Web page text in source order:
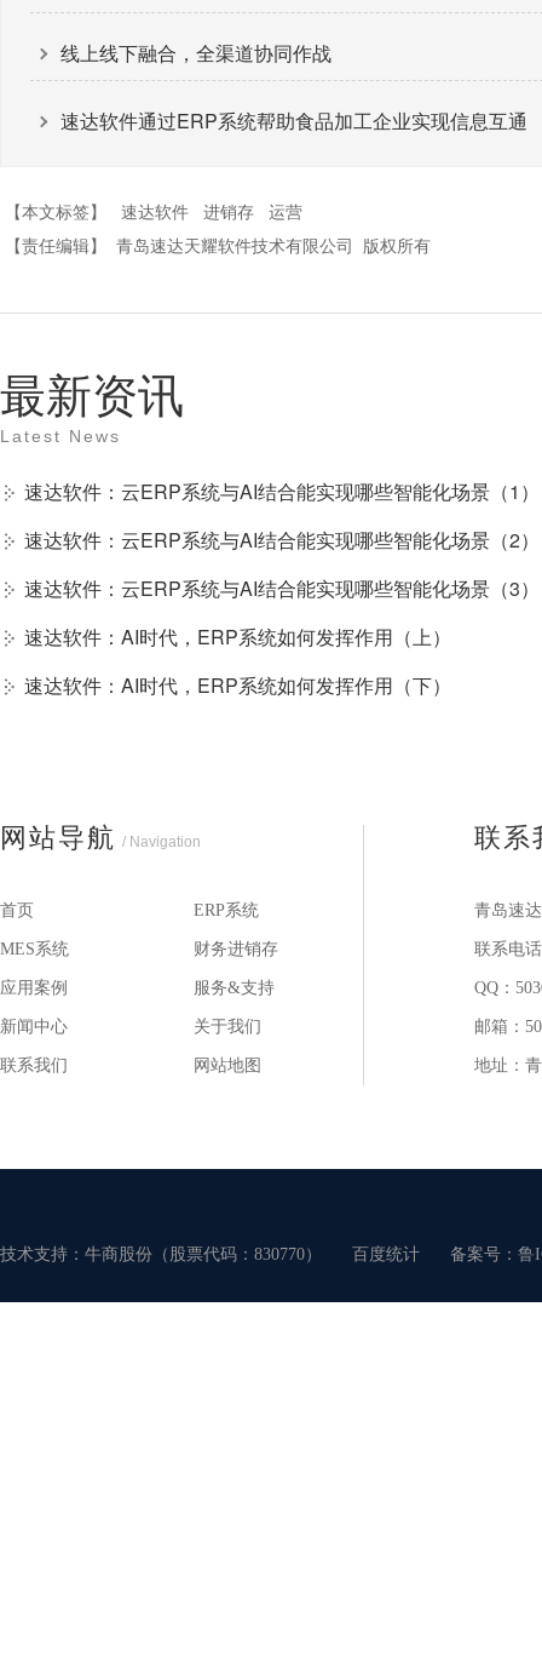
线上线下融合，全渠道协同作战
速达软件通过ERP系统帮助食品加工企业实现信息互通
【本文标签】 速达软件 进销存 运营
【责任编辑】
青岛速达天耀软件技术有限公司 版权所有
最新资讯
Latest News
速达软件：云ERP系统与AI结合能实现哪些智能化场景（1）
速达软件：云ERP系统与AI结合能实现哪些智能化场景（2）
速达软件：云ERP系统与AI结合能实现哪些智能化场景（3）
速达软件：AI时代，ERP系统如何发挥作用（上）
速达软件：AI时代，ERP系统如何发挥作用（下）
网站导航 / Navigation
首页 ERP系统
MES系统 财务进销存
应用案例 服务&支持
新闻中心 关于我们
联系我们 网站地图
联系
青岛速
联系电话
QQ：
邮箱：
地址：
技术支持：牛商股份（股票代码：830770） 百度统计 备案号： 鲁